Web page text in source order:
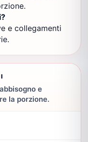
e collegamenti
e
la porzione.